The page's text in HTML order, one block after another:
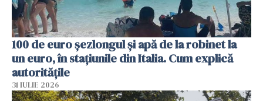
100 de euro șezlongul și apă de la robinet la
un euro, în stațiunile din Italia. Cum explică
autoritățile
31 IULIE 2026